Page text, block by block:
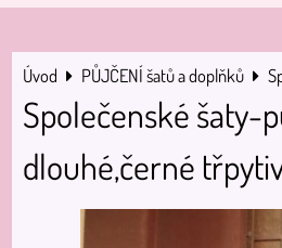
Úvod PŮJČENÍ šatů a doplňků
Společenské šaty-
dlouhé,černé